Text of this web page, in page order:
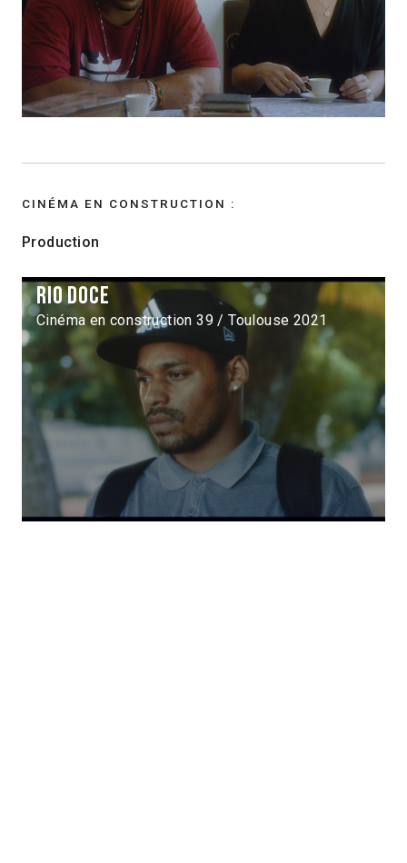
CINÉMA EN CONSTRUCTION :
Production
Rio Doce
Cinéma en construction 39 / Toulouse 2021